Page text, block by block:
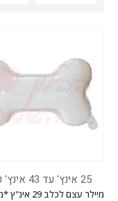
25 אינץ' עד 43 אינץ' כללי